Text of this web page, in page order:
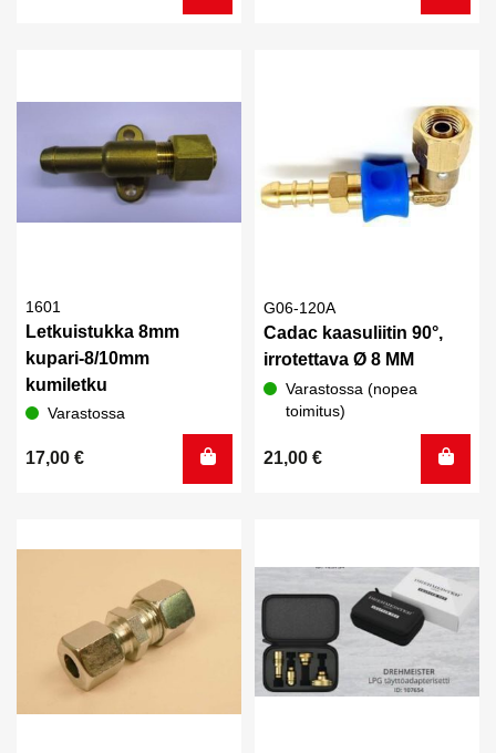
1601
Letkuistukka 8mm
kupari-8/10mm
kumiletku
Varastossa
17,00 €
G06-120A
Cadac kaasuliitin 90°,
irrotettava Ø 8 MM
Varastossa (nopea
toimitus)
21,00 €